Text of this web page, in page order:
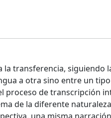
transferencia, siguiendo
a otra sino entre un
proceso de transcripción
de la diferente